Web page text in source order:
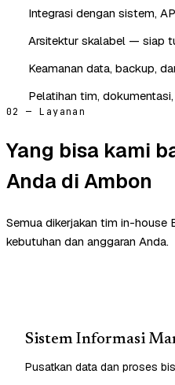
Integrasi dengan sistem,
Arsitektur skalabel — siap
Keamanan data, backup,
Pelatihan tim,
02 — Layanan
Yang bisa kami
Anda di Ambon
Semua dikerjakan tim in-house
kebutuhan dan anggaran Anda.
Sistem Informasi
Pusatkan data dan proses